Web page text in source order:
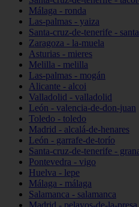
Málaga - ronda
Las-palmas - yaiza
Santa-cruz-de-tenerife -
Zaragoza - la-muela
Asturias - mieres
Melilla - melilla
Las-palmas - mogán
Alicante - alcoi
Valladolid - valladolid
León - valencia-de-don-juan
Toledo - toledo
Madrid - alcalá-de-henares
León - garrafe-de-torío
Santa-cruz-de-tenerife -
Pontevedra - vigo
Huelva - lepe
Málaga - málaga
Salamanca - salamanca
Madrid - pelayos-de-la-presa